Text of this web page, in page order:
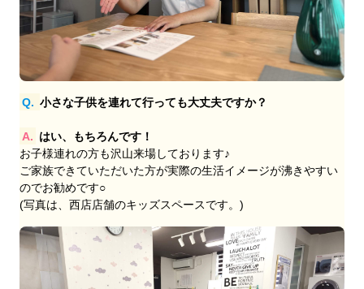
Q. 小さな子供を連れて行っても大丈夫ですか？
A. はい、もちろんです！
お子様連れの方も沢山来場しております♪
ご家族できていただいた方が実際の生活イメージが沸きやすい
のでお勧めです○
(写真は、西店店舗のキッズスペースです。)